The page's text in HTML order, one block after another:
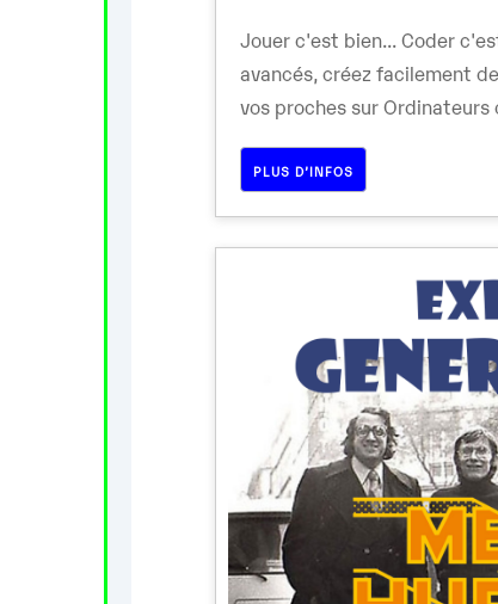
Jouer c'est bien... Coder
avancés, créez facilement
vos proches sur Ordinateurs
PLUS D’INFOS